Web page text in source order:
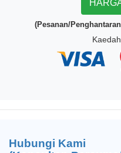
(Pesanan/
Hubungi Kami